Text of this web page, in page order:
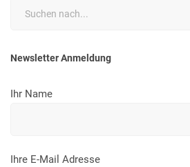
Newsletter Anmeldung
Ihr Name
Ihre E-Mail Adresse